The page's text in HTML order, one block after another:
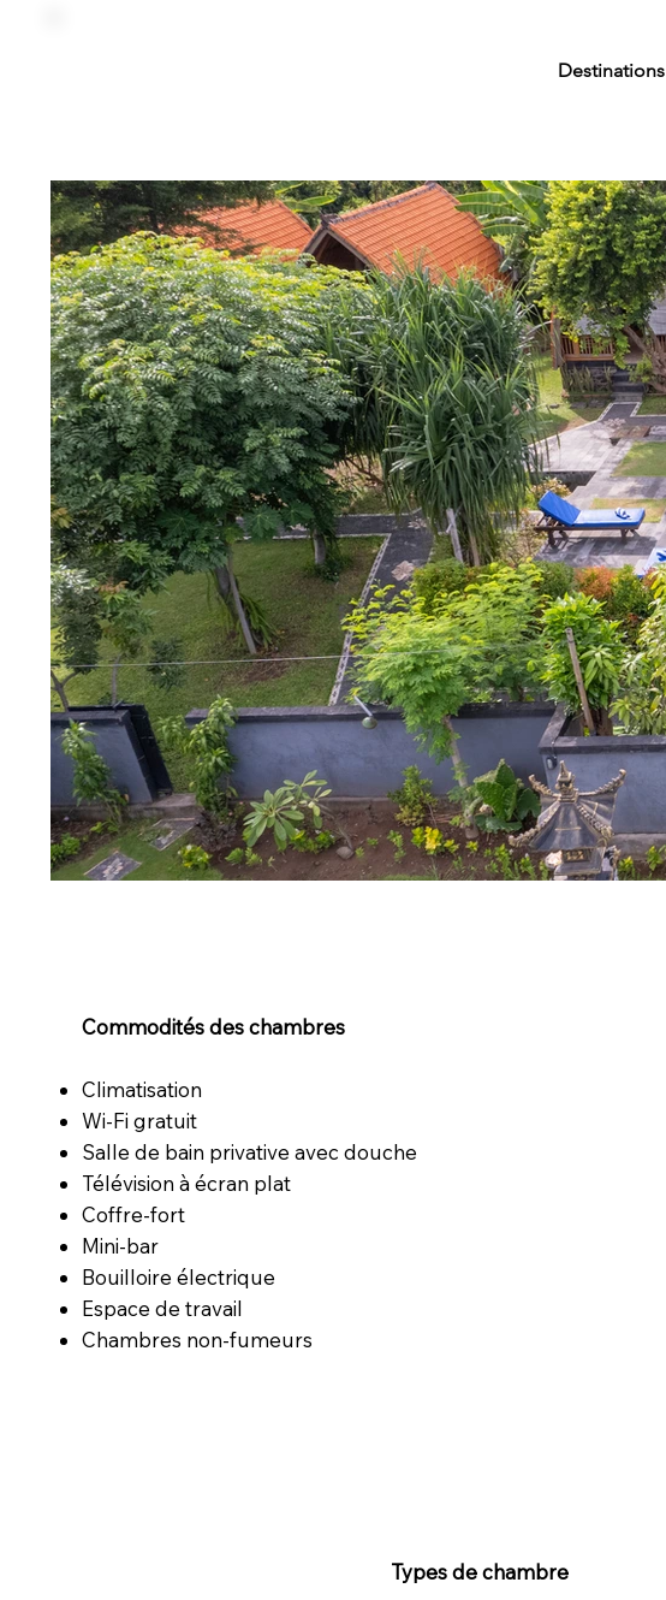
Destinations
Commodités des chambres
Climatisation
Wi-Fi gratuit
Salle de bain privative avec douche
Télévision à écran plat
Coffre-fort
Mini-bar
Bouilloire électrique
Espace de travail
Chambres non-fumeurs
Types de chambre